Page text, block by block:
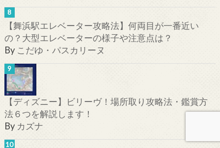
【舞浜駅エレベーター攻略法】何両目が一番近い
の？大型エレベーターの様子や注意点は？
By こだゆ・パスカリーヌ
【ディズニー】ビリーヴ！場所取り攻略法・鑑賞方
法６つを解説します！
By カズナ